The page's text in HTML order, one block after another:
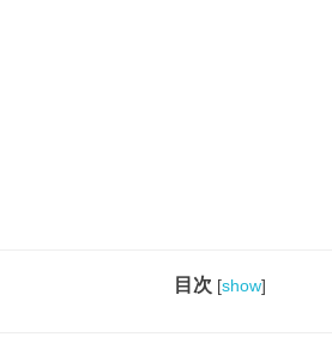
目次 [show]